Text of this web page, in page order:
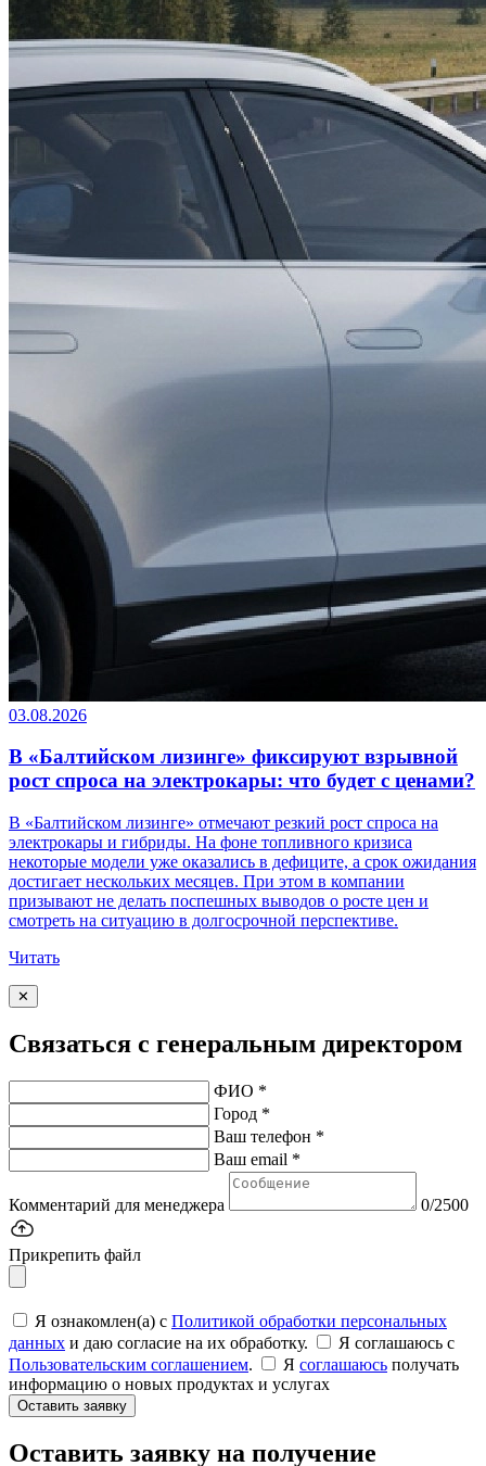
03.08.2026
В «Балтийском лизинге» фиксируют взрывной
рост спроса на электрокары: что будет с ценами?
В «Балтийском лизинге» отмечают резкий рост спроса на
электрокары и гибриды. На фоне топливного кризиса
некоторые модели уже оказались в дефиците, а срок ожидания
достигает нескольких месяцев. При этом в компании
призывают не делать поспешных выводов о росте цен и
смотреть на ситуацию в долгосрочной перспективе.
Читать
✕
Связаться с генеральным директором
ФИО *
Город *
Ваш телефон *
Ваш email *
Комментарий для менеджера 0/2500
Прикрепить файл
Я ознакомлен(а) с Политикой обработки персональных
данных и даю согласие на их обработку.
Я соглашаюсь c
Пользовательским соглашением. Я соглашаюсь получать
информацию о новых продуктах и услугах
Оставить заявку
Оставить заявку на получение